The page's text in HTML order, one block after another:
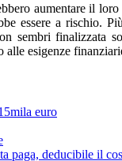
aumentare il
essere a rischio.
sembri finalizzata
esigenze
euro
paga, deducibile il